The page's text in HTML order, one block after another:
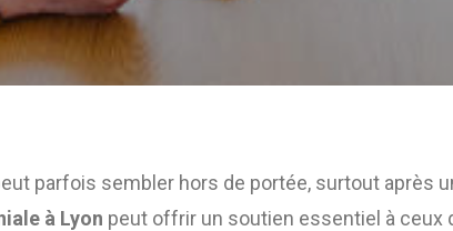
parfois sembler hors de portée, surtout après
à Lyon peut offrir un soutien essentiel à